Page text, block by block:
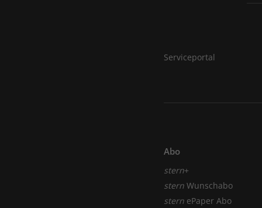
Serviceportal
Abo
stern+
sternWunschabo
sternePaper Abo